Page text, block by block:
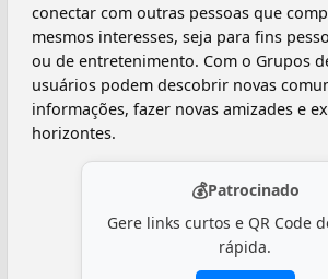
conectar com outras pessoas que
mesmos interesses, seja para fins
ou de entretenimento. Com o Grupos
usuários podem descobrir novas
informações, fazer novas amizades e
horizontes.
💰Patrocinado
Gere links curtos e QR Code
rápida.